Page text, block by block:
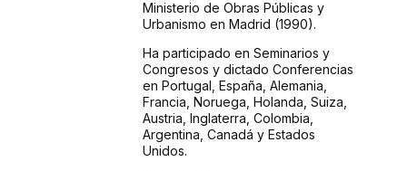
Ministerio de Obras Públicas y
Urbanismo en Madrid (1990).
Ha participado en Seminarios y
Congresos y dictado Conferencias
en Portugal, España, Alemania,
Francia, Noruega, Holanda, Suiza,
Austria, Inglaterra, Colombia,
Argentina, Canadá y Estados
Unidos.